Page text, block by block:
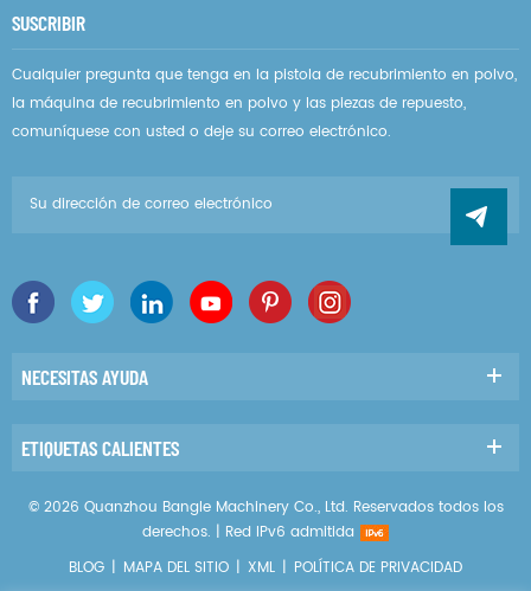
SUSCRIBIR
Cualquier pregunta que tenga en la pistola de recubrimiento en polvo,
la máquina de recubrimiento en polvo y las piezas de repuesto,
comuníquese con usted o deje su correo electrónico.
NECESITAS AYUDA
ETIQUETAS CALIENTES
© 2026 Quanzhou Bangle Machinery Co., Ltd. Reservados todos los
derechos. | Red IPv6 admitida
BLOG | MAPA DEL SITIO | XML | POLÍTICA DE PRIVACIDAD